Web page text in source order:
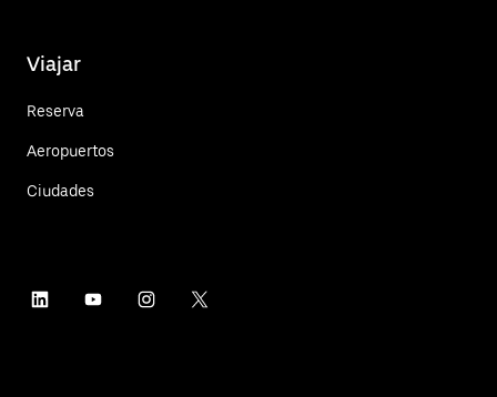
Viajar
Reserva
Aeropuertos
Ciudades